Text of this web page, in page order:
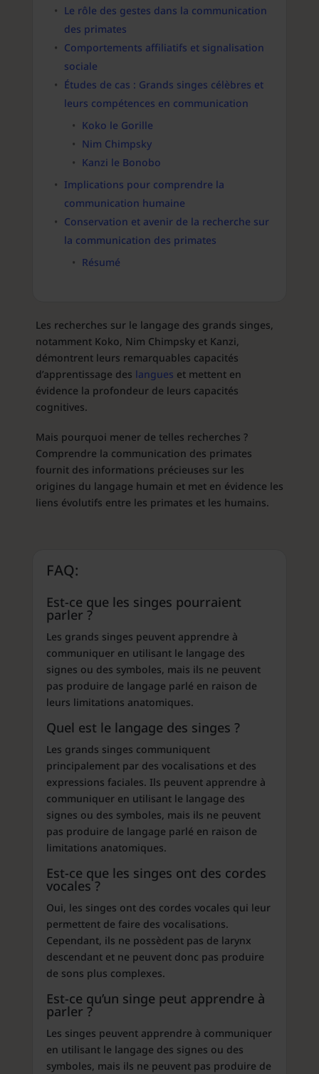
Le rôle des gestes dans la communication
des primates
Comportements affiliatifs et signalisation
sociale
Études de cas : Grands singes célèbres et
leurs compétences en communication
Koko le Gorille
Nim Chimpsky
Kanzi le Bonobo
Implications pour comprendre la
communication humaine
Conservation et avenir de la recherche sur
la communication des primates
Résumé
Les recherches sur le langage des grands singes,
notamment Koko, Nim Chimpsky et Kanzi,
démontrent leurs remarquables capacités
d’apprentissage des langues et mettent en
évidence la profondeur de leurs capacités
cognitives.
Mais pourquoi mener de telles recherches ?
Comprendre la communication des primates
fournit des informations précieuses sur les
origines du langage humain et met en évidence les
liens évolutifs entre les primates et les humains.
FAQ:
Est-ce que les singes pourraient
parler ?
Les grands singes peuvent apprendre à
communiquer en utilisant le langage des
signes ou des symboles, mais ils ne peuvent
pas produire de langage parlé en raison de
leurs limitations anatomiques.
Quel est le langage des singes ?
Les grands singes communiquent
principalement par des vocalisations et des
expressions faciales. Ils peuvent apprendre à
communiquer en utilisant le langage des
signes ou des symboles, mais ils ne peuvent
pas produire de langage parlé en raison de
limitations anatomiques.
Est-ce que les singes ont des cordes
vocales ?
Oui, les singes ont des cordes vocales qui leur
permettent de faire des vocalisations.
Cependant, ils ne possèdent pas de larynx
descendant et ne peuvent donc pas produire
de sons plus complexes.
Est-ce qu’un singe peut apprendre à
parler ?
Les singes peuvent apprendre à communiquer
en utilisant le langage des signes ou des
symboles, mais ils ne peuvent pas produire de